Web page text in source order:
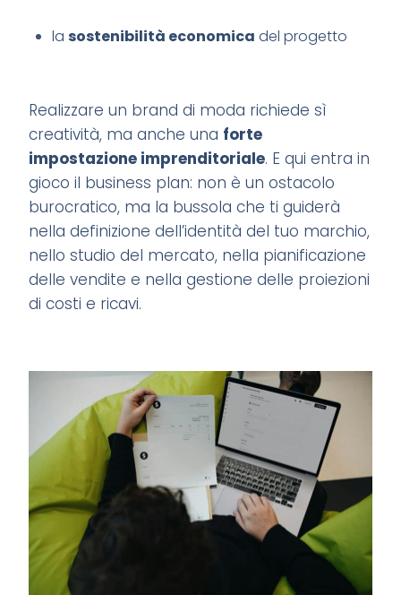
la sostenibilità economica del progetto
Realizzare un brand di moda richiede sì
creatività, ma anche una forte
impostazione imprenditoriale. E qui entra in
gioco il business plan: non è un ostacolo
burocratico, ma la bussola che ti guiderà
nella definizione dell’identità del tuo marchio,
nello studio del mercato, nella pianificazione
delle vendite e nella gestione delle proiezioni
di costi e ricavi.